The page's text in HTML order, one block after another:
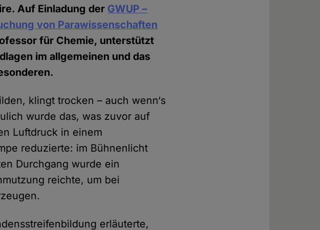
Auf Einladung der GWUP –
von Parawissenschaften
für Chemie, unterstützt
im allgemeinen und das
klingt trocken – auch wenn‘s
wurde das, was zuvor auf
Luftdruck in einem
reduzierte: im Bühnenlicht
Durchgang wurde ein
reichte, um bei
erläuterte,